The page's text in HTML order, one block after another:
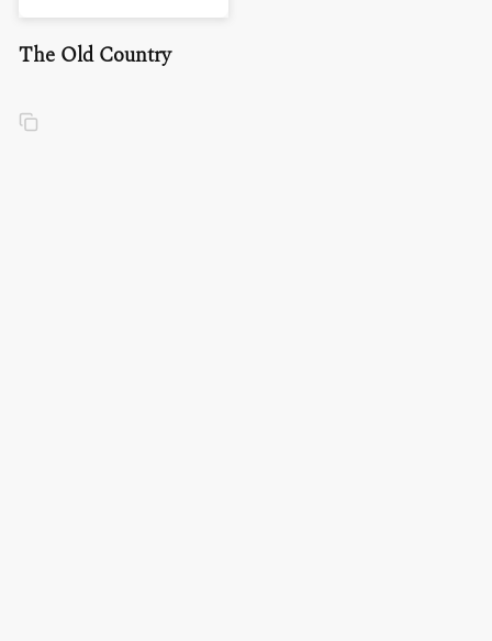
The Old Country